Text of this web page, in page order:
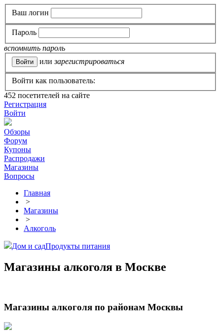
Ваш логин
Пароль
вспомнить пароль
или зарегистрироваться
Войти как пользователь:
452 посетителей на сайте
Регистрация
Войти
Обзоры
Форум
Купоны
Распродажи
Магазины
Вопросы
Главная
>
Магазины
>
Алкоголь
Дом и садПродукты питания
Магазины алкоголя в Москве
Магазины алкоголя по районам Москвы